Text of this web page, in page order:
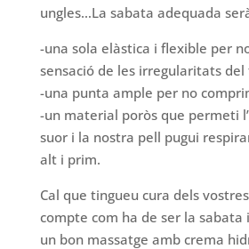
ungles…La sabata adequada
-una sola elàstica i flexible per
sensació de les irregularitats del
-una punta ample per no
-un material poròs que permeti
suor i la nostra pell pugui
alt i prim.
Cal que tingueu cura dels
compte com ha de ser la sabata
un bon massatge amb crema